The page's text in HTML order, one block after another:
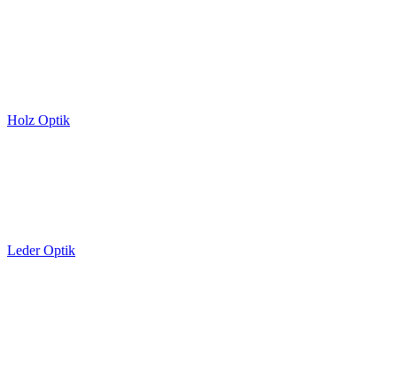
Holz Optik
Leder Optik